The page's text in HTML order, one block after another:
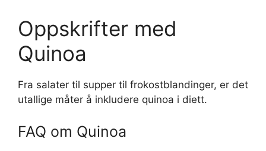
Oppskrifter med
Quinoa
Fra salater til supper til frokostblandinger, er det
utallige måter å inkludere quinoa i diett.
FAQ om Quinoa